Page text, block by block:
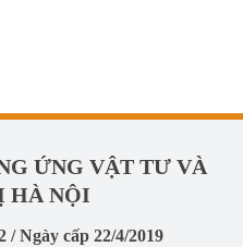
ỨNG VẬT TƯ VÀ
HÀ NỘI
/ Ngày cấp 22/4/2019